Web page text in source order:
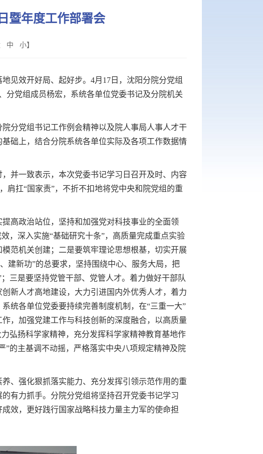
暨年度工作部署会
中 小】
效开好局、起好步。4月17日，沈阳分院分党组
分党组成员杨宏，系统各单位党委书记及分院机关
分党组书记工作例会精神以及院人事局人事人才干
础上，结合分院系统各单位实际及各项工作数据情
并一致表示，本次党委书记学习日召开及时、内容
肩扛“国家责”，不折不扣地将党中央和院党组的重
高政治站位，坚持和加强党对科技事业的全面领
，深入实施“基础研究十条”，高质量完成重点实验
范机关创建；二是要筑牢理论思想根基，切实开展
建新功”的总要求，坚持围绕中心、服务大局，把
三是要坚持党管干部、党管人才。着力做好干部队
新人才高地建设，大力引进国内外优秀人才，着力
统各单位党委要持续完善制度机制，在“三重一大”
，加强党建工作与科技创新的深度融合，以高质量
弘扬科学家精神，充分发挥科学家精神教育基地作
”的主基调不动摇，严格落实中央八项规定精神及院
、强化狠抓落实能力、充分发挥引领示范作用的重
有力抓手。分院分党组将坚持召开党委书记学习
效，更好践行国家战略科技力量主力军的使命担